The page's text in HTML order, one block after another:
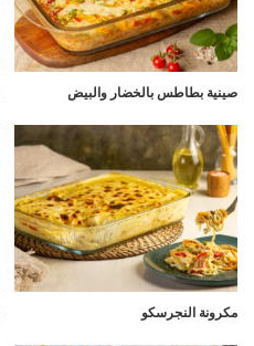
صينية بطاطس بالخضار والبيض
مكرونة النجرسكو